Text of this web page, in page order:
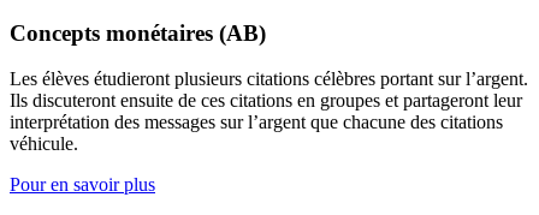
Concepts monétaires (AB)
Les élèves étudieront plusieurs citations célèbres portant sur l’argent.
Ils discuteront ensuite de ces citations en groupes et partageront leur
interprétation des messages sur l’argent que chacune des citations
véhicule.
Pour en savoir plus